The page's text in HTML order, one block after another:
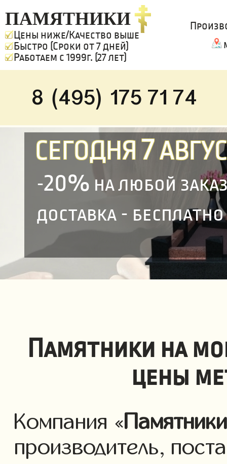
ПАМЯТНИКИ
Цены ниже/Качество выше
Быстро (Сроки от 7 дней)
Работаем с 1999г. (27 лет)
8 (495) 175 71 74
СЕГОДНЯ7
-20% на любой
доставка - бесплатно
Памятники на
цены
Компания «Памятники
производитель,